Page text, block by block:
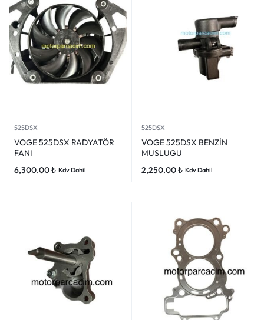
525DSX
VOGE 525DSX RADYATÖR
FANI
6,300.00₺ Kdv Dahil
525DSX
VOGE 525DSX BENZİN
MUSLUGU
2,250.00₺ Kdv Dahil